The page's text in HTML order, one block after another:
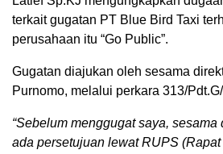
terkait gugatan PT Blue Bird Taxi
perusahaan itu “Go Public”.
Gugatan diajukan oleh sesama
Purnomo, melalui perkara 313/
“Sebelum menggugat saya, sesama
ada persetujuan lewat RUPS